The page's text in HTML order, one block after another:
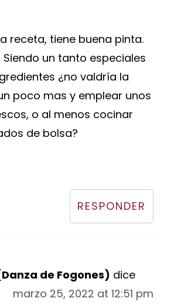
receta, tiene buena pinta.
Siendo un tanto especiales
¿no valdría la
poco mas y emplear unos
o al menos cocinar
de bolsa?
RESPONDER
de Fogones) dice
marzo 25, 2022 at 12:51 pm